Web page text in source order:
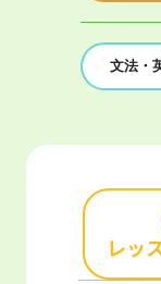
文法・
レッ